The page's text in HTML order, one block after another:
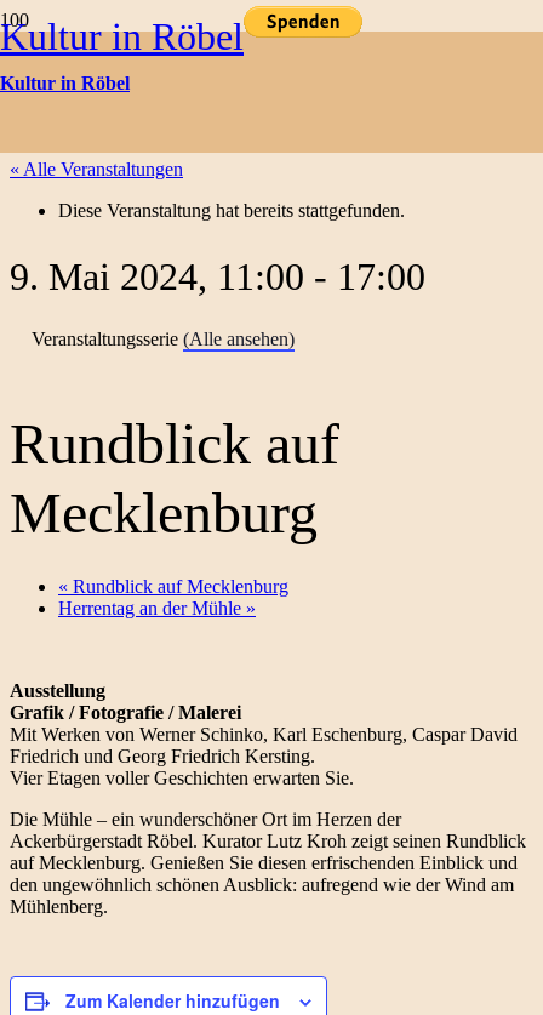
Kultur in Röbel
Kultur in Röbel
Kulturtermine
« Alle Veranstaltungen
Diese Veranstaltung hat bereits stattgefunden.
9. Mai 2024, 11:00 - 17:00
Veranstaltungsserie (Alle ansehen)
Rundblick auf
Mecklenburg
« Rundblick auf Mecklenburg
Herrentag an der Mühle »
Ausstellung
Grafik / Fotografie / Malerei
Mit Werken von Werner Schinko, Karl Eschenburg, Caspar David
Friedrich und Georg Friedrich Kersting.
Vier Etagen voller Geschichten erwarten Sie.
Die Mühle – ein wunderschöner Ort im Herzen der
Ackerbürgerstadt Röbel. Kurator Lutz Kroh zeigt seinen Rundblick
auf Mecklenburg. Genießen Sie diesen erfrischenden Einblick und
den ungewöhnlich schönen Ausblick: aufregend wie der Wind am
Mühlenberg.
Zum Kalender hinzufügen